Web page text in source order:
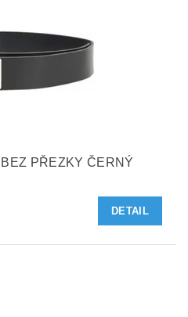
PŘEZKY ČERNÝ
DETAIL